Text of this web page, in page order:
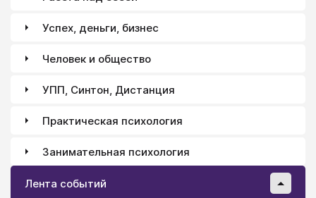
Успех, деньги, бизнес
Человек и общество
УПП, Синтон, Дистанция
Практическая психология
Занимательная психология
Лента событий